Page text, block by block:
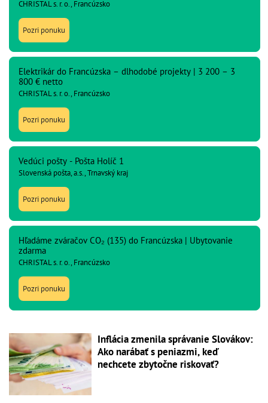
CHRISTAL s. r. o., Francúzsko
Pozri ponuku
Elektrikár do Francúzska – dlhodobé projekty | 3 200 – 3
800 € netto
CHRISTAL s. r. o., Francúzsko
Pozri ponuku
Vedúci pošty - Pošta Holíč 1
Slovenská pošta, a.s., Trnavský kraj
Pozri ponuku
Hľadáme zváračov CO₂ (135) do Francúzska | Ubytovanie
zdarma
CHRISTAL s. r. o., Francúzsko
Pozri ponuku
Inflácia zmenila správanie Slovákov:
Ako narábať s peniazmi, keď
nechcete zbytočne riskovať?